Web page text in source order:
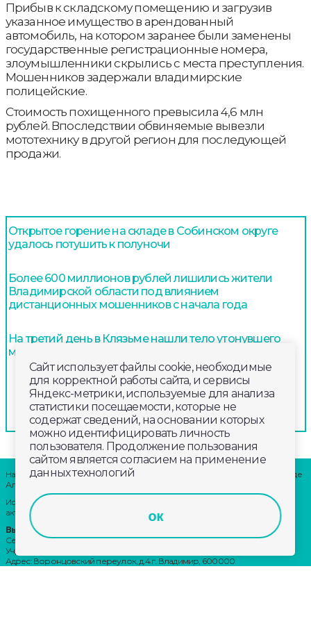
Прибыв к складскому помещению и загрузив
указанное имущество в арендованный
автомобиль, на котором заранее были заменены
государственные регистрационные номера,
злоумышленники скрылись с места преступления.
Мошенников задержали владимирские
полицейские.
Стоимость похищенного превысила 4,6 млн
рублей. Впоследствии обвиняемые вывезли
мототехнику в другой регион для последующей
продажи.
Открытое горение на складе в Собинском округе
удалось потушить к полуночи
Более 600 миллионов рублей лишились жители
Владимирской области под влиянием
дистанционных мошенников с начала года
На третий день в Клязьме нашли тело утонувшего
молодого мужчины
Наши партнеры: радио «LikeFm» 107,9 Fm во Владимире и 102,8 Fm в городе
Александрове
Использование материалов сайта допускается только при наличии
активной ссылки.
Выходные данные:
Сетевое издание: «Губерния 33»
Учредитель: ООО «Телерадиокомпания «Губерния-33»
Адрес: Воронцовский переулок, д.4.г. Владимир, 600000
Сайт использует файлы cookie, необходимые
для корректной работы сайта, и сервисы
Яндекс-метрики, используемые для анализа
статистики посещаемости, которые не
содержат сведений, на основании которых
можно идентифицировать личность
пользователя. Продолжение пользования
сайтом является согласием на применение
данных технологий
ок